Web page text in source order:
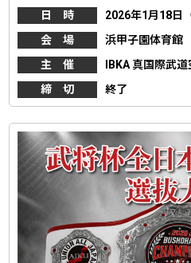
日 時
2026年1月18日
会 場
浜甲子園体育館
主 催
IBKA 真国際武
締 切
終了